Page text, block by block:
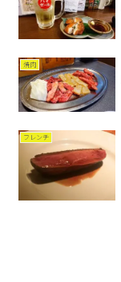
焼肉
フレンチ